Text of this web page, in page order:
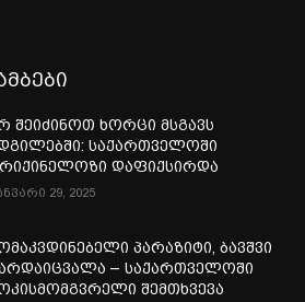
შეიძინოთ ხორცი მსგავს
საქართველოში
დაფიქსირდა
29, 2025
პარაზიტი, ბავშვი
– საქართველოში
შემთხვევა